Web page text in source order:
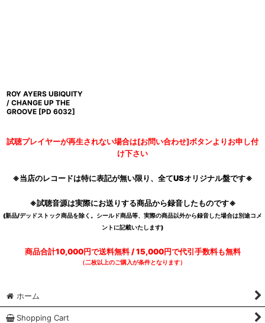
ROY AYERS UBIQUITY
/ CHANGE UP THE
GROOVE [PD 6032]
試聴プレイヤーが再生されない場合は[お問い合わせ]ボタンよりお申し付
け下さい
※当店のレコードは特に表記が無い限り、全てUSオリジナル盤です※
※試聴音源は実際にお送りする商品から録音したものです※
(新品/デッドストック商品を除く。シールド商品等、実際の商品以外から録音した場合は別途コメ
ントに記載いたします)
商品合計10,000円で送料無料 / 15,000円で代引手数料も無料
（二枚以上のご購入が条件となります）
ホーム
Shopping Cart